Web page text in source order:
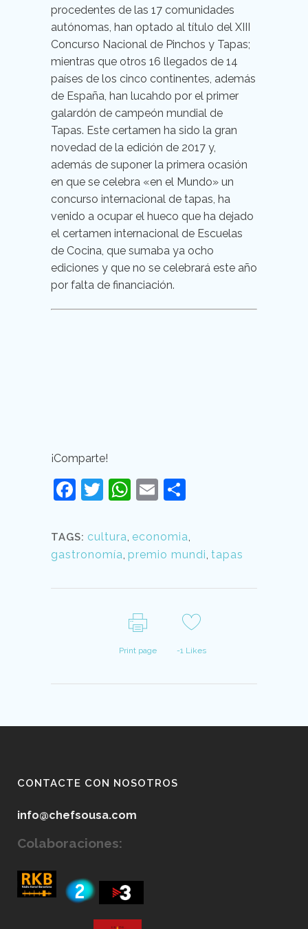
procedentes de las 17 comunidades
autónomas, han optado al título del XIII
Concurso Nacional de Pinchos y Tapas;
mientras que otros 16 llegados de 14
países de los cinco continentes, además
de España, han lucahdo por el primer
galardón de campeón mundial de
Tapas. Este certamen ha sido la gran
novedad de la edición de 2017 y,
además de suponer la primera ocasión
en que se celebra «en el Mundo» un
concurso internacional de tapas, ha
venido a ocupar el hueco que ha dejado
el certamen internacional de Escuelas
de Cocina, que sumaba ya ocho
ediciones y que no se celebrará este año
por falta de financiación.
¡Comparte!
Facebook
Twitter
WhatsApp
Email
TAGS: cultura economia
gastronomía premio mundi tapas
Print page -1 Likes
CONTACTE CON NOSOTROS
info@chefsousa.com
Colaboraciones: